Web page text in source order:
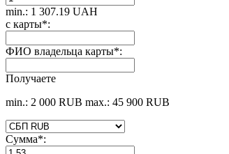
min.: 1 307.19 UAH
с карты*:
ФИО владельца карты*:
Получаете
min.: 2 000 RUB max.: 45 900 RUB
Сумма*: